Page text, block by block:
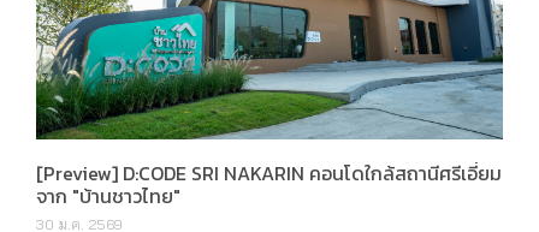
[Preview] D:CODE SRI NAKARIN คอนโดใกล้สถานีศรีเอี่ยม
จาก "บ้านชาวไทย"
30 ม.ค. 2569